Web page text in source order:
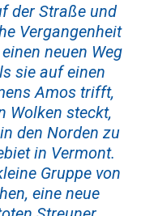
der Straße und
Vergangenheit
neuen Weg
sie auf einen
Amos trifft,
Wolken steckt,
den Norden zu
in Vermont.
Gruppe von
eine neue